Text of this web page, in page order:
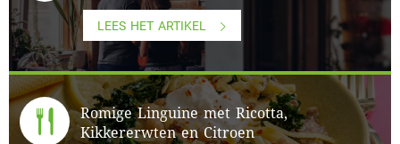
LEES HET ARTIKEL
Romige Linguine met Ricotta,
Kikkererwten en Citroen